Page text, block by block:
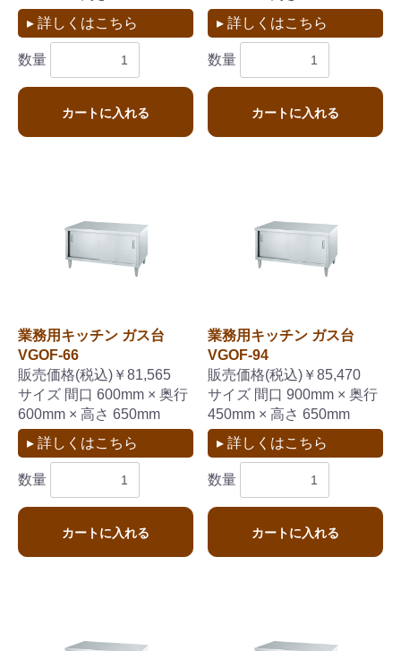
▸ 詳しくはこちら
数量
カートに入れる
▸ 詳しくはこちら
数量
カートに入れる
業務用キッチン ガス台
VGOF-66
販売価格(税込)￥81,565
サイズ 間口 600mm × 奥行
600mm × 高さ 650mm
▸ 詳しくはこちら
数量
カートに入れる
業務用キッチン ガス台
VGOF-94
販売価格(税込)￥85,470
サイズ 間口 900mm × 奥行
450mm × 高さ 650mm
▸ 詳しくはこちら
数量
カートに入れる